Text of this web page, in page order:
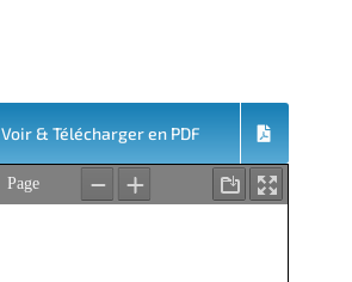
Voir & Télécharger en PDF